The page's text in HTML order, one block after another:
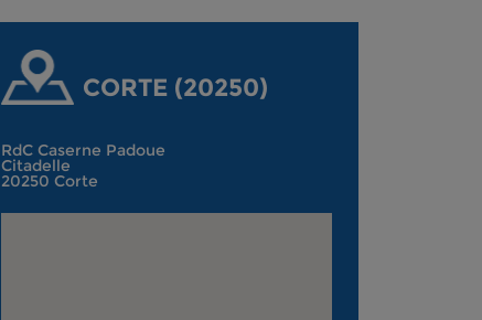
CORTE (20250)
RdC Caserne Padoue
Citadelle
20250 Corte